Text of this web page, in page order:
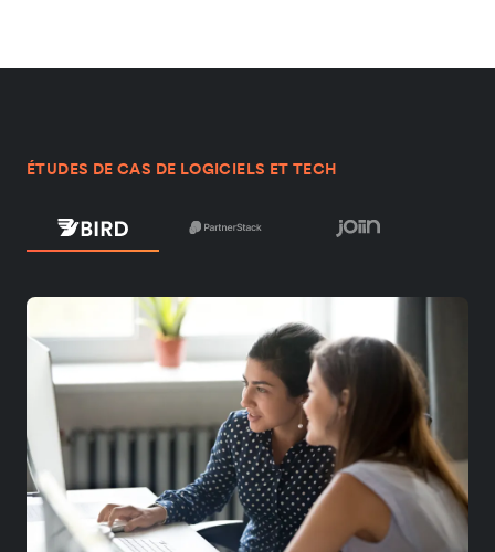
ÉTUDES DE CAS DE LOGICIELS ET TECH